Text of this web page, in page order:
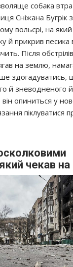
собака
Сніжана Бугрік
вольєрі, на який
й прикрив
Після
на землю,
здогадуватись,
й зневодненого
він опиниться у
піклуватися
чекав на